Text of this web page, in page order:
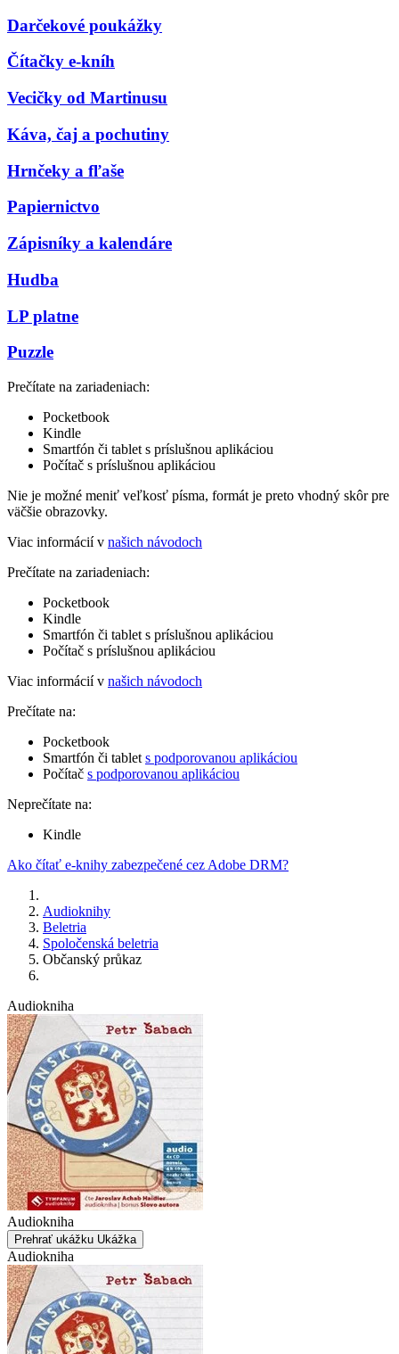
Darčekové poukážky
Čítačky e-kníh
Vecičky od Martinusu
Káva, čaj a pochutiny
Hrnčeky a fľaše
Papiernictvo
Zápisníky a kalendáre
Hudba
LP platne
Puzzle
Prečítate na zariadeniach:
Pocketbook
Kindle
Smartfón či tablet s príslušnou aplikáciou
Počítač s príslušnou aplikáciou
Nie je možné meniť veľkosť písma, formát je preto vhodný skôr pre
väčšie obrazovky.
Viac informácií v našich návodoch
Prečítate na zariadeniach:
Pocketbook
Kindle
Smartfón či tablet s príslušnou aplikáciou
Počítač s príslušnou aplikáciou
Viac informácií v našich návodoch
Prečítate na:
Pocketbook
Smartfón či tablet s podporovanou aplikáciou
Počítač s podporovanou aplikáciou
Neprečítate na:
Kindle
Ako čítať e-knihy zabezpečené cez Adobe DRM?
Audioknihy
Beletria
Spoločenská beletria
Občanský průkaz
Audiokniha
Audiokniha
Prehrať ukážku Ukážka
Audiokniha